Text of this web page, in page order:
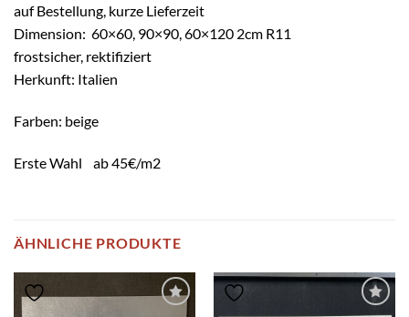
auf Bestellung, kurze Lieferzeit
Dimension: 60×60, 90×90, 60×120 2cm R11
frostsicher, rektifiziert
Herkunft: Italien
Farben: beige
Erste Wahl ab 45€/m2
ÄHNLICHE PRODUKTE